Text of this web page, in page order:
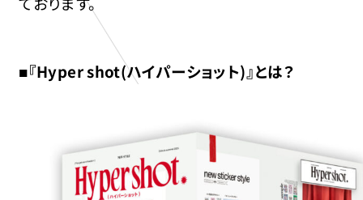
■『Hyper shot(ハイパーショット)』とは？